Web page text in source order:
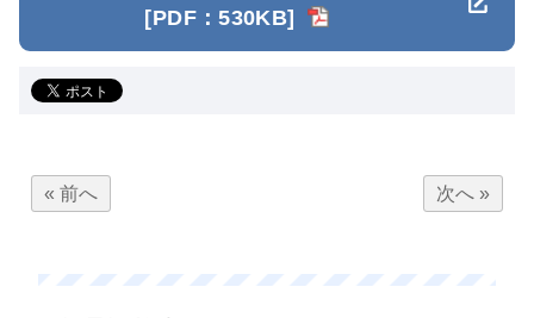
[PDF：530KB]
« 前へ 次へ »